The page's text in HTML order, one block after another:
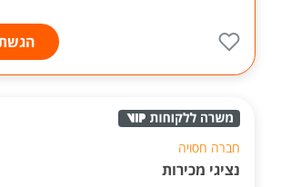
חברה חסויה
נציגי מכירות